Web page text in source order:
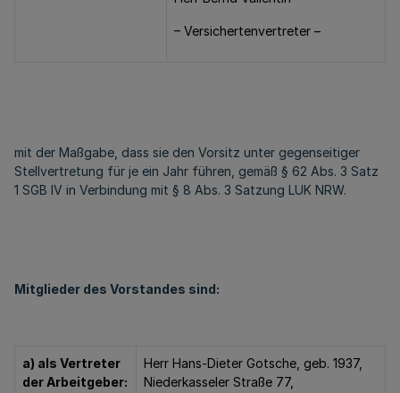
– Versichertenvertreter –
mit der Maßgabe, dass sie den Vorsitz unter gegenseitiger
Stellvertretung für je ein Jahr führen, gemäß § 62 Abs. 3 Satz
1 SGB IV in Verbindung mit § 8 Abs. 3 Satzung LUK NRW.
Mitglieder des Vorstandes sind:
a) als Vertreter
der Arbeitgeber:
Herr Hans-Dieter Gotsche, geb. 1937,
Niederkasseler Straße 77,